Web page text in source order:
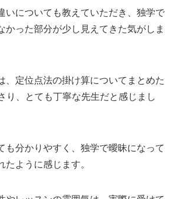
いについても教えていただき、独学で
かった部分が少し見えてきた気がしま
、定位点法の掛け算についてまとめた
り、とても丁寧な先生だと感じまし
も分かりやすく、独学で曖昧になって
たように感じます。